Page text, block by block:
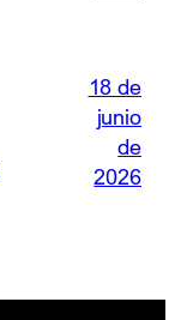
18 de
junio
de
2026